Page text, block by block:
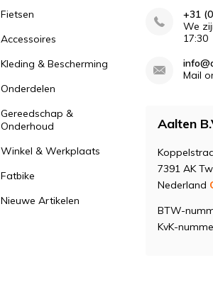
Fietsen
Accessoires
Kleding & Bescherming
Onderdelen
Gereedschap &
Onderhoud
Winkel & Werkplaats
Fatbike
Nieuwe Artikelen
+31
We
17:30
Mail
Aalten
7391 AK
Nederland
BTW-
KvK-